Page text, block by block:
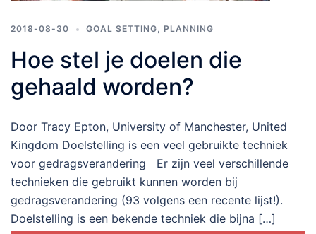
2018-08-30 GOAL SETTING, PLANNING
Hoe stel je doelen die
gehaald worden?
Door Tracy Epton, University of Manchester, United
Kingdom Doelstelling is een veel gebruikte techniek
voor gedragsverandering Er zijn veel verschillende
technieken die gebruikt kunnen worden bij
gedragsverandering (93 volgens een recente lijst!).
Doelstelling is een bekende techniek die bijna […]